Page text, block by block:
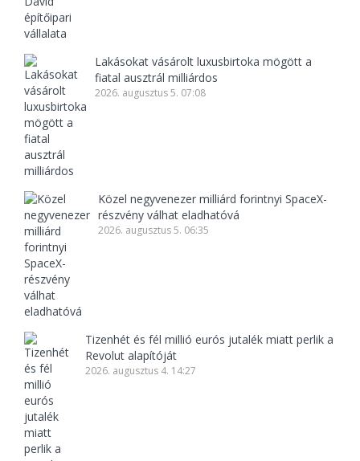
Lakásokat vásárolt luxusbirtoka mögött a
fiatal ausztrál milliárdos
2026. augusztus 5. 07:08
Közel negyvenezer milliárd forintnyi SpaceX-
részvény válhat eladhatóvá
2026. augusztus 5. 06:35
Tizenhét és fél millió eurós jutalék miatt perlik a
Revolut alapítóját
2026. augusztus 4. 14:27